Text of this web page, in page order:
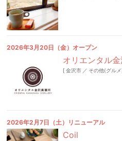
2026年3月20日（金）オープン
オリエンタル
[金沢市 ／ その他(グル
2026年2月7日（土）リニューアル
Coil